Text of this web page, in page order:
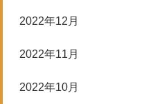
2022年12月
2022年11月
2022年10月